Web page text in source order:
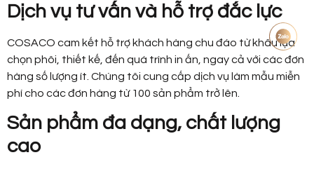
Dịch vụ tư vấn và hỗ trợ đắc lực
COSACO cam kết hỗ trợ khách hàng chu đáo từ khâu lựa
chọn phôi, thiết kế, đến quá trình in ấn, ngay cả với các đơn
hàng số lượng ít. Chúng tôi cung cấp dịch vụ làm mẫu miễn
phí cho các đơn hàng từ 100 sản phẩm trở lên.
Sản phẩm đa dạng, chất lượng
cao